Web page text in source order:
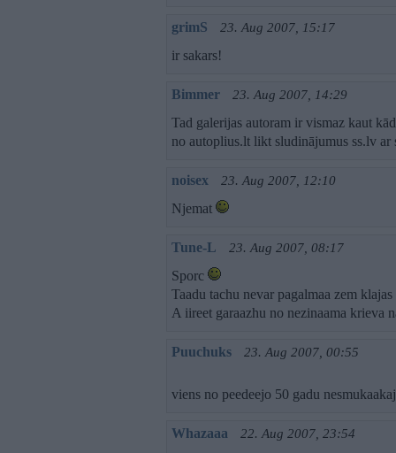
grimS 23. Aug 2007, 15:17
ir sakars!
Bimmer 23. Aug 2007, 14:29
Tad galerijas autoram ir vismaz kaut
no autoplius.lt likt sludinājumus ss.lv
noisex 23. Aug 2007, 12:10
Njemat
Tune-L 23. Aug 2007, 08:17
Sporc
Taadu tachu nevar pagalmaa zem
A iireet garaazhu no nezinaama krieva
Puuchuks 23. Aug 2007, 00:55
viens no peedeejo 50 gadu
Whazaaa 22. Aug 2007, 23:54